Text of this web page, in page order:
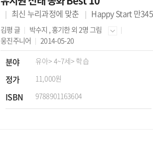
최신 누리과정에 맞춘 Happy Start 만345
김평 글 박수지 ,홍기한외 2명 그림
웅진주니어
2014-05-20
분야 유아> 4~7세> 학습
정가 11,000원
ISBN 9788901163604